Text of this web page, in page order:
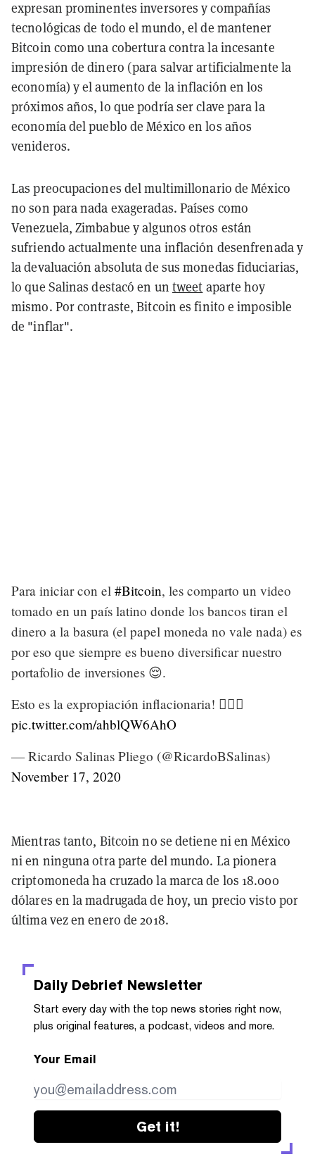
expresan prominentes inversores y compañías
tecnológicas de todo el mundo, el de mantener
Bitcoin como una cobertura contra la incesante
impresión de dinero (para salvar artificialmente la
economía) y el aumento de la inflación en los
próximos años, lo que podría ser clave para la
economía del pueblo de México en los años
venideros.
Las preocupaciones del multimillonario de México
no son para nada exageradas. Países como
Venezuela, Zimbabue y algunos otros están
sufriendo actualmente una inflación desenfrenada y
la devaluación absoluta de sus monedas fiduciarias,
lo que Salinas destacó en un tweet aparte hoy
mismo. Por contraste, Bitcoin es finito e imposible
de "inflar".
Para iniciar con el #Bitcoin, les comparto un video
tomado en un país latino donde los bancos tiran el
dinero a la basura (el papel moneda no vale nada) es
por eso que siempre es bueno diversificar nuestro
portafolio de inversiones 😌.
Esto es la expropiación inflacionaria! 🤦🏻‍♂️
pic.twitter.com/ahblQW6AhO
— Ricardo Salinas Pliego (@RicardoBSalinas)
November 17, 2020
Mientras tanto, Bitcoin no se detiene ni en México
ni en ninguna otra parte del mundo. La pionera
criptomoneda ha cruzado la marca de los 18.000
dólares en la madrugada de hoy, un precio visto por
última vez en enero de 2018.
Daily Debrief Newsletter
Start every day with the top news stories right now,
plus original features, a podcast, videos and more.
Your Email
Get it!